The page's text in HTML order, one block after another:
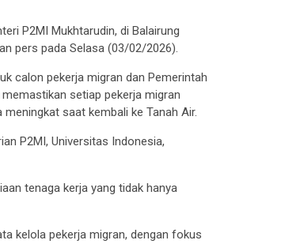
P2MI Mukhtarudin, di Balairung
pers pada Selasa (03/02/2026).
calon pekerja migran dan Pemerintah
setiap pekerja migran
saat kembali ke Tanah Air.
P2MI, Universitas Indonesia,
tenaga kerja yang tidak hanya
kelola pekerja migran, dengan fokus